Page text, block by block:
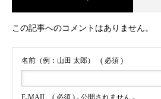
この記事へのコメントはありません。
名前（例：山田 太郎） ( 必須 )
E-MAIL ( 必須 ) - 公開されません -